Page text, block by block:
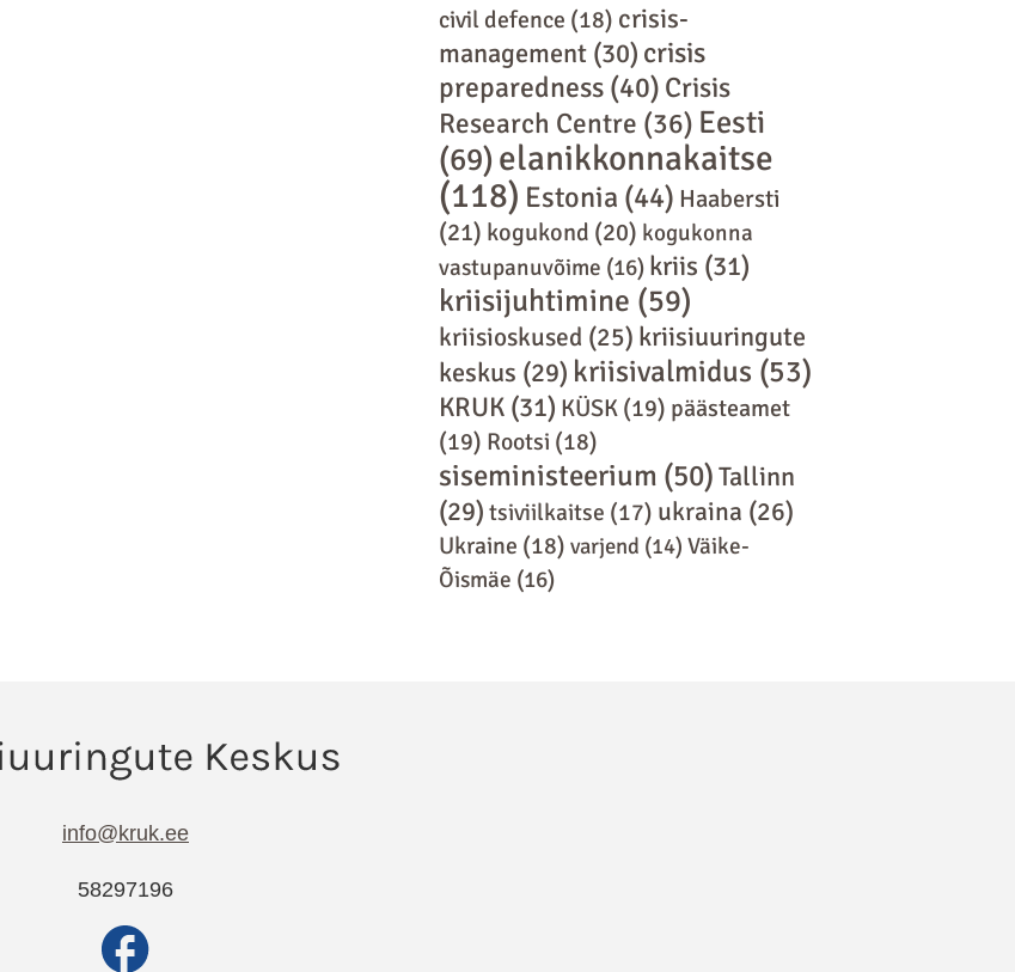
civil defence (18) crisis-
management(30) crisis
preparedness(40) Crisis
Research Centre (36) Eesti
(69)elanikkonnakaitse
(118) Estonia (44) Haabersti
(21) kogukond (20) kogukonna
vastupanuvõime (16) kriis (31)
kriisijuhtimine (59)
kriisioskused (25) kriisiuuringute
keskus (29) kriisivalmidus (53)
KRUK(31) KÜSK(19) päästeamet
(19) Rootsi (18)
siseministeerium (50)Tallinn
(29) tsiviilkaitse (17) ukraina (26)
Ukraine (18) varjend (14) Väike-
Õismäe (16)
info@kruk.ee
58297196